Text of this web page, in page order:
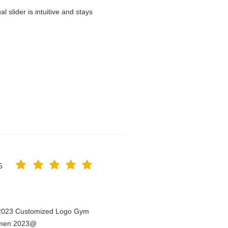
slider is intuitive and stays
Customized Logo Gym
2023@